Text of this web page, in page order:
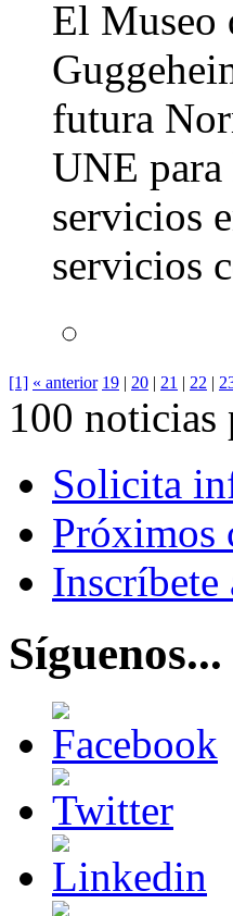
El Museo
futura
UNE para
servicios
servicios
[1] « anterior 19 | 20 | 21 | 22 |
100 noticias
Solicita
Próximos
Inscríbete
Síguenos...